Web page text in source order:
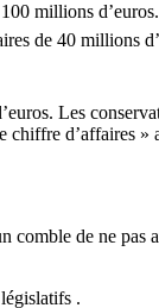
millions
de 40 millions
Les
d’affaires »
comble de ne pas
.